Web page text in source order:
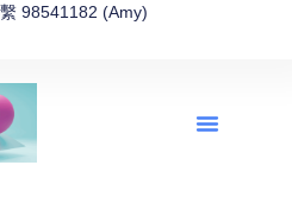
98541182 (Amy)